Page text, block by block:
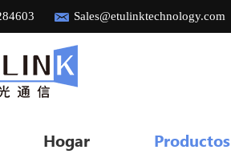
Sales@etulinktechnology.com
Hogar Productos